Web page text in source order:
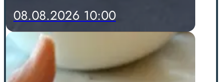
08.08.2026 10:00